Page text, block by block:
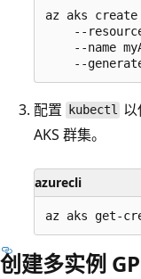
az aks
--
--name
配置 kubectl
AKS 群集。
azurecli
创建多实例